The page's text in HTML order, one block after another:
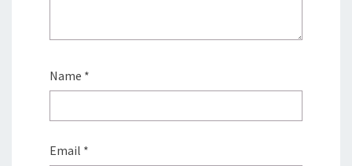
Name *
Email *